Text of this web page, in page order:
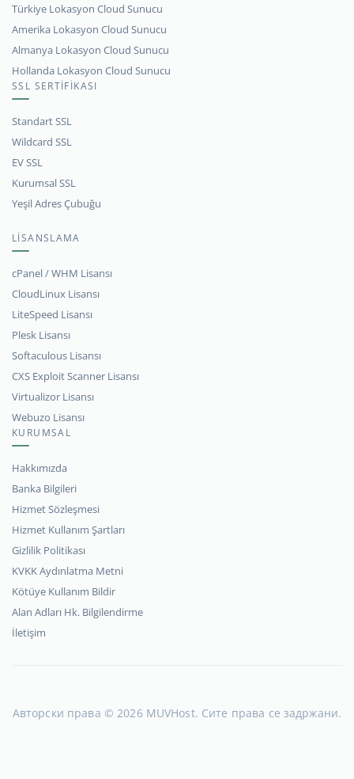
Türkiye Lokasyon Cloud Sunucu
Amerika Lokasyon Cloud Sunucu
Almanya Lokasyon Cloud Sunucu
Hollanda Lokasyon Cloud Sunucu
SSL SERTİFİKASI
Standart SSL
Wildcard SSL
EV SSL
Kurumsal SSL
Yeşil Adres Çubuğu
LİSANSLAMA
cPanel / WHM Lisansı
CloudLinux Lisansı
LiteSpeed Lisansı
Plesk Lisansı
Softaculous Lisansı
CXS Exploit Scanner Lisansı
Virtualizor Lisansı
Webuzo Lisansı
KURUMSAL
Hakkımızda
Banka Bilgileri
Hizmet Sözleşmesi
Hizmet Kullanım Şartları
Gizlilik Politikası
KVKK Aydınlatma Metni
Kötüye Kullanım Bildir
Alan Adları Hk. Bilgilendirme
İletişim
Авторски права © 2026 MUVHost. Сите права се задржани.